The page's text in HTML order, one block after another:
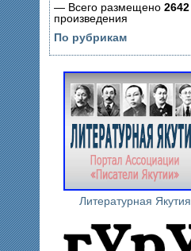
— Всего размещено 2642
произведения
По рубрикам
Литературная Якутия